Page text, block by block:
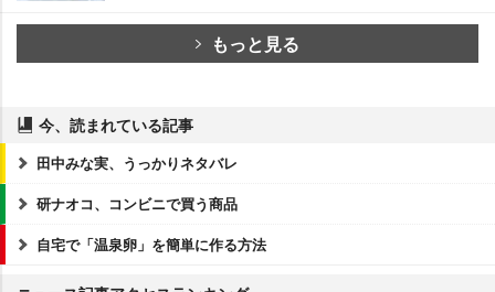
もっと見る
今、読まれている記事
田中みな実、うっかりネタバレ
研ナオコ、コンビニで買う商品
自宅で「温泉卵」を簡単に作る方法